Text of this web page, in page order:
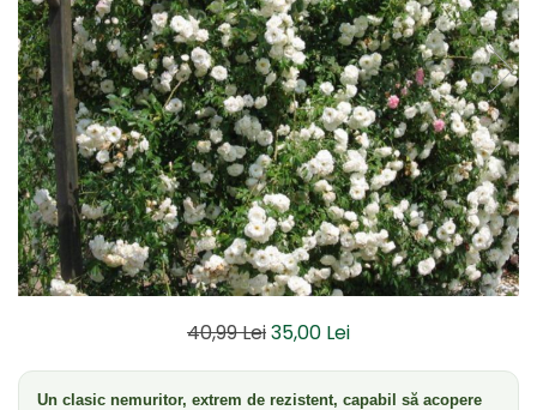
Dud
Corn
Smochin
Kaki
Mosmon
Prun
Kiwi
Migdal
40,99 Lei35,00 Lei
Un clasic nemuritor, extrem de rezistent, capabil să acopere